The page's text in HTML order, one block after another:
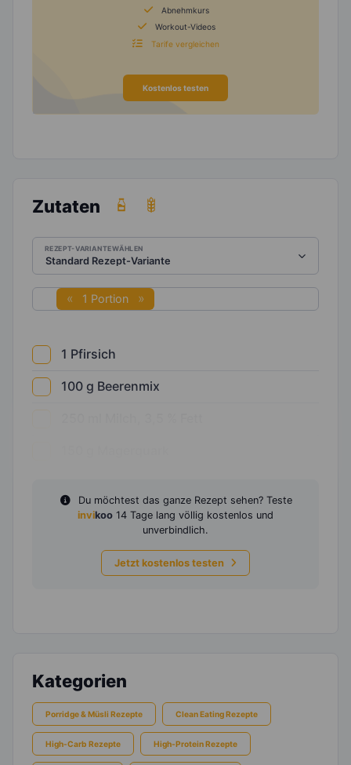
Abnehmkurs
Workout-Videos
Tarife vergleichen
Kostenlos testen
Zutaten
REZEPT-VARIANTE WÄHLEN
1 Portion
1 Pfirsich
100 g Beerenmix
Du möchtest das ganze Rezept sehen? Teste
invikoo 14 Tage lang völlig kostenlos und
unverbindlich.
Jetzt kostenlos testen
Kategorien
Porridge & Müsli Rezepte Clean Eating Rezepte
High-Carb Rezepte High-Protein Rezepte